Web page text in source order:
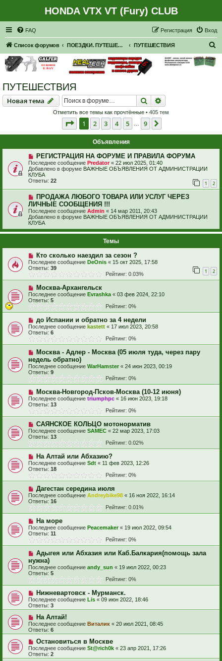
HONDA VTX VT (Fury) CLUB
FAQ Вход
Регистрация
Список форумов ПОЕЗДКИ. ПУТЕШЕСТВИЯ. ПРИГЛАШЕНИЯ В ПУТЕШЕСТВИЯ. ПУТЕШЕСТВИЯ
ПУТЕШЕСТВИЯ
Новая тема
Новаятема Поиск
Отметить все темы как прочтённые • 405 тем
Страница из
1 2 3 4 5 9
Объявления
РЕГИСТРАЦИЯ НА ФОРУМЕ И ПРАВИЛА ФОРУМА
Последнее сообщение Predator« 22 июл 2025, 01:40
Добавлено в форуме ВАЖНЫЕ ОБЪЯВЛЕНИЯ ОТ АДМИНИСТРАЦИИ
КЛУБА
Ответы: 22 1 2
ПРОДАЖА ЛЮБОГО ТОВАРА ИЛИ УСЛУГ ЧЕРЕЗ
ЛИЧНЫЕ СООБЩЕНИЯ !!!
Последнее сообщение Admin « 14 мар 2011, 20:43
Добавлено в форуме ВАЖНЫЕ ОБЪЯВЛЕНИЯ ОТ АДМИНИСТРАЦИИ
КЛУБА
Темы
Кто сколько наездил за сезон ?
Последнее сообщение DeOnis « 15 окт 2025, 17:58
Ответы: 39 1 2
Рейтинг: 0.03%
Москва-Архангельск
Последнее сообщение Evrashka « 03 фев 2024, 22:10
Ответы: 5
Рейтинг: 0%
до Испании и обратно за 4 недели
Последнее сообщение kastett « 17 июл 2023, 20:58
Ответы: 6
Рейтинг: 0%
Москва - Адлер - Москва (05 июля туда, через пару
недель обратно)
Последнее сообщение WarHamster « 24 июн 2023, 00:19
Ответы: 9
Рейтинг: 0%
Москва-Новгород-Псков-Москва (10-12 июня)
Последнее сообщение triumphpc « 16 июн 2023, 19:18
Ответы: 13
Рейтинг: 0%
САЯНСКОЕ КОЛЬЦО мотонорматив
Последнее сообщение SAMEC « 22 мар 2023, 17:03
Ответы: 13
Рейтинг: 0.02%
На Алтай или Абхазию?
Последнее сообщение Sdt « 11 фев 2023, 12:26
Ответы: 18
Рейтинг: 0%
Дагестан середина июля
Последнее сообщение Andreybike98 « 16 ноя 2022, 16:14
Ответы: 16
Рейтинг: 0.01%
На море
Последнее сообщение Peacemaker« 19 июл 2022, 09:54
Ответы: 11
Рейтинг: 0%
Адыгея или Абхазия или Каб.Балкария(помощь зала
нужна)
Последнее сообщение andy_sun « 19 июл 2022, 00:23
Ответы: 5
Рейтинг: 0%
Нижневартовск - Мурманск.
Последнее сообщение Lis « 09 июн 2022, 18:46
Ответы: 3
На Алтай!
Последнее сообщение Виталик « 20 июл 2021, 08:45
Ответы: 6
Остановиться в Москве
Последнее сообщение St@rich0k « 23 апр 2021, 17:26
Ответы: 2